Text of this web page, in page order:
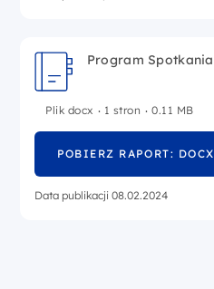
Program Spotkania
Plik docx . 1 stron . 0.11 MB
POBIERZ RAPORT: DOCX
Data publikacji 08.02.2024